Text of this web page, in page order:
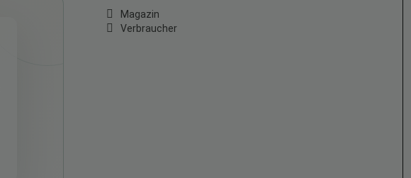
Magazin
Verbraucher